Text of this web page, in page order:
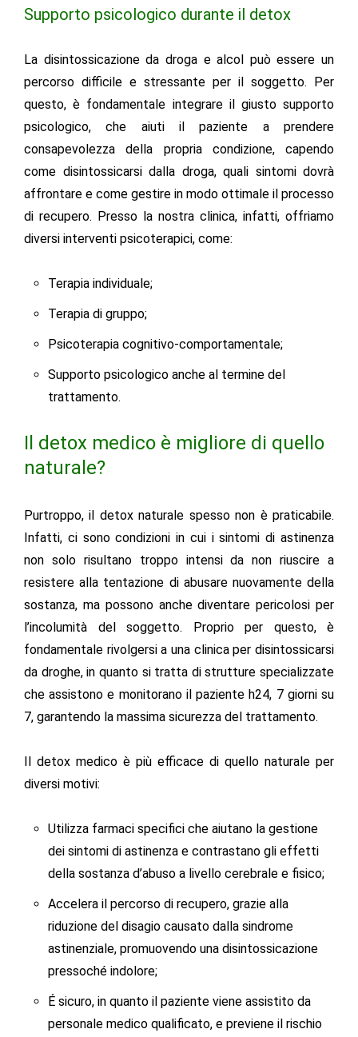
Supporto psicologico durante il detox
La disintossicazione da droga e alcol può essere un
percorso difficile e stressante per il soggetto. Per
questo, è fondamentale integrare il giusto supporto
psicologico, che aiuti il paziente a prendere
consapevolezza della propria condizione, capendo
come disintossicarsi dalla droga, quali sintomi dovrà
affrontare e come gestire in modo ottimale il processo
di recupero. Presso la nostra clinica, infatti, offriamo
diversi interventi psicoterapici, come:
Terapia individuale;
Terapia di gruppo;
Psicoterapia cognitivo-comportamentale;
Supporto psicologico anche al termine del
trattamento.
Il detox medico è migliore di quello
naturale?
Purtroppo, il detox naturale spesso non è praticabile.
Infatti, ci sono condizioni in cui i sintomi di astinenza
non solo risultano troppo intensi da non riuscire a
resistere alla tentazione di abusare nuovamente della
sostanza, ma possono anche diventare pericolosi per
l’incolumità del soggetto. Proprio per questo, è
fondamentale rivolgersi a una clinica per disintossicarsi
da droghe, in quanto si tratta di strutture specializzate
che assistono e monitorano il paziente h24, 7 giorni su
7, garantendo la massima sicurezza del trattamento.
Il detox medico è più efficace di quello naturale per
diversi motivi:
Utilizza farmaci specifici che aiutano la gestione
dei sintomi di astinenza e contrastano gli effetti
della sostanza d’abuso a livello cerebrale e fisico;
Accelera il percorso di recupero, grazie alla
riduzione del disagio causato dalla sindrome
astinenziale, promuovendo una disintossicazione
pressoché indolore;
É sicuro, in quanto il paziente viene assistito da
personale medico qualificato, e previene il rischio